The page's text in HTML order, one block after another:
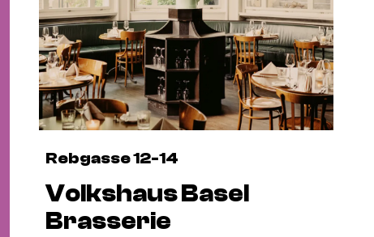
Rebgasse 12-14
Volkshaus Basel
Brasserie